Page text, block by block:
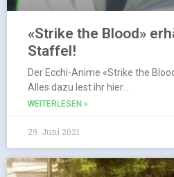
«Strike the Blood»
Staffel!
Der Ecchi-Anime «Strike the
Alles dazu lest ihr hier…
WEITERLESEN »
29. Juni 2021